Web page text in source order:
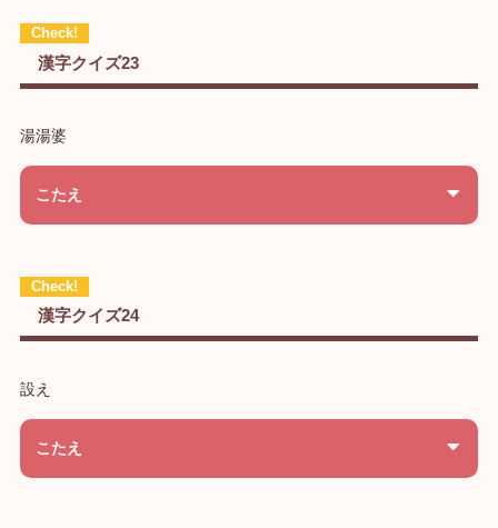
漢字クイズ23
湯湯婆
こたえ
漢字クイズ24
設え
こたえ